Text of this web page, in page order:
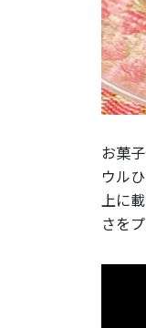
お菓
ウル
上に
さを